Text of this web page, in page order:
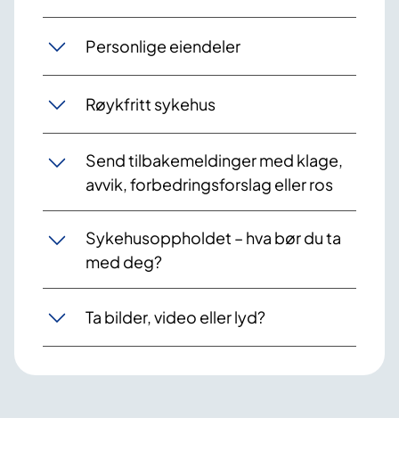
Personlige eiendeler
Røykfritt sykehus
Send tilbakemeldinger med klage,
avvik, forbedringsforslag eller ros
Sykehusoppholdet – hva bør du ta
med deg?
Ta bilder, video eller lyd?